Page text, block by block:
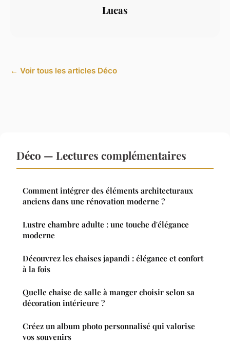
Lucas
← Voir tous les articles Déco
Déco — Lectures complémentaires
Comment intégrer des éléments architecturaux
anciens dans une rénovation moderne ?
Lustre chambre adulte : une touche d'élégance
moderne
Découvrez les chaises japandi : élégance et confort
à la fois
Quelle chaise de salle à manger choisir selon sa
décoration intérieure ?
Créez un album photo personnalisé qui valorise
vos souvenirs